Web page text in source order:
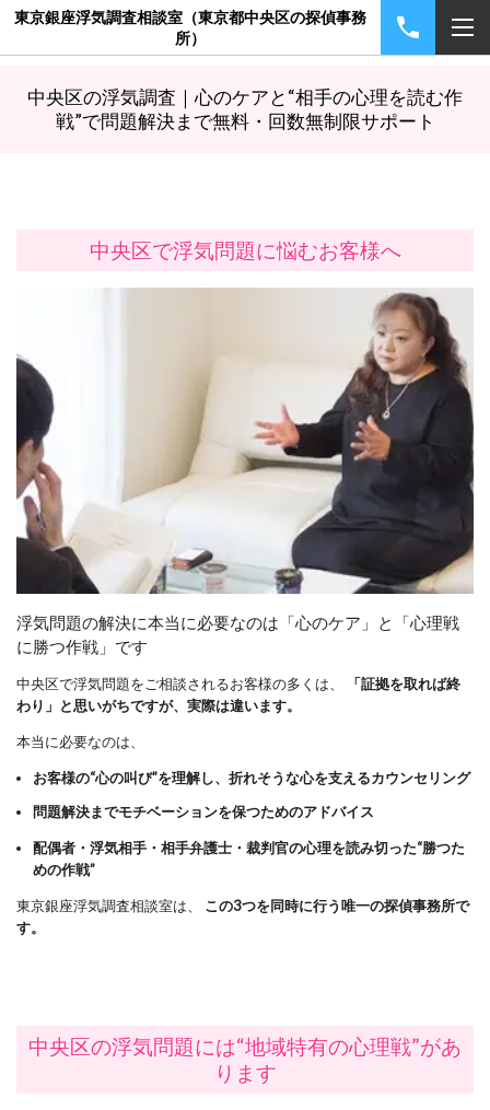
東京銀座浮気調査相談室（東京都中央区の探偵事務
所）
中央区の浮気調査｜心のケアと“相手の心理を読む作
戦”で問題解決まで無料・回数無制限サポート
中央区で浮気問題に悩むお客様へ
浮気問題の解決に本当に必要なのは「心のケア」と「心理戦
に勝つ作戦」です
中央区で浮気問題をご相談されるお客様の多くは、
「証拠を取れば終
わり」と思いがちですが、実際は違います。
本当に必要なのは、
お客様の“心の叫び”を理解し、折れそうな心を支えるカウンセリング
問題解決までモチベーションを保つためのアドバイス
配偶者・浮気相手・相手弁護士・裁判官の心理を読み切った“勝つた
めの作戦”
東京銀座浮気調査相談室は、 この3つを同時に行う唯一の探偵事務所で
す。
中央区の浮気問題には“地域特有の心理戦”があ
ります